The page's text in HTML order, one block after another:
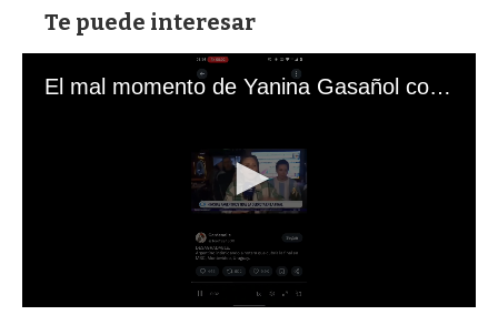
Te puede interesar
El mal momento de Yanina Gasañol con un hincha argentino en "Subrayado"